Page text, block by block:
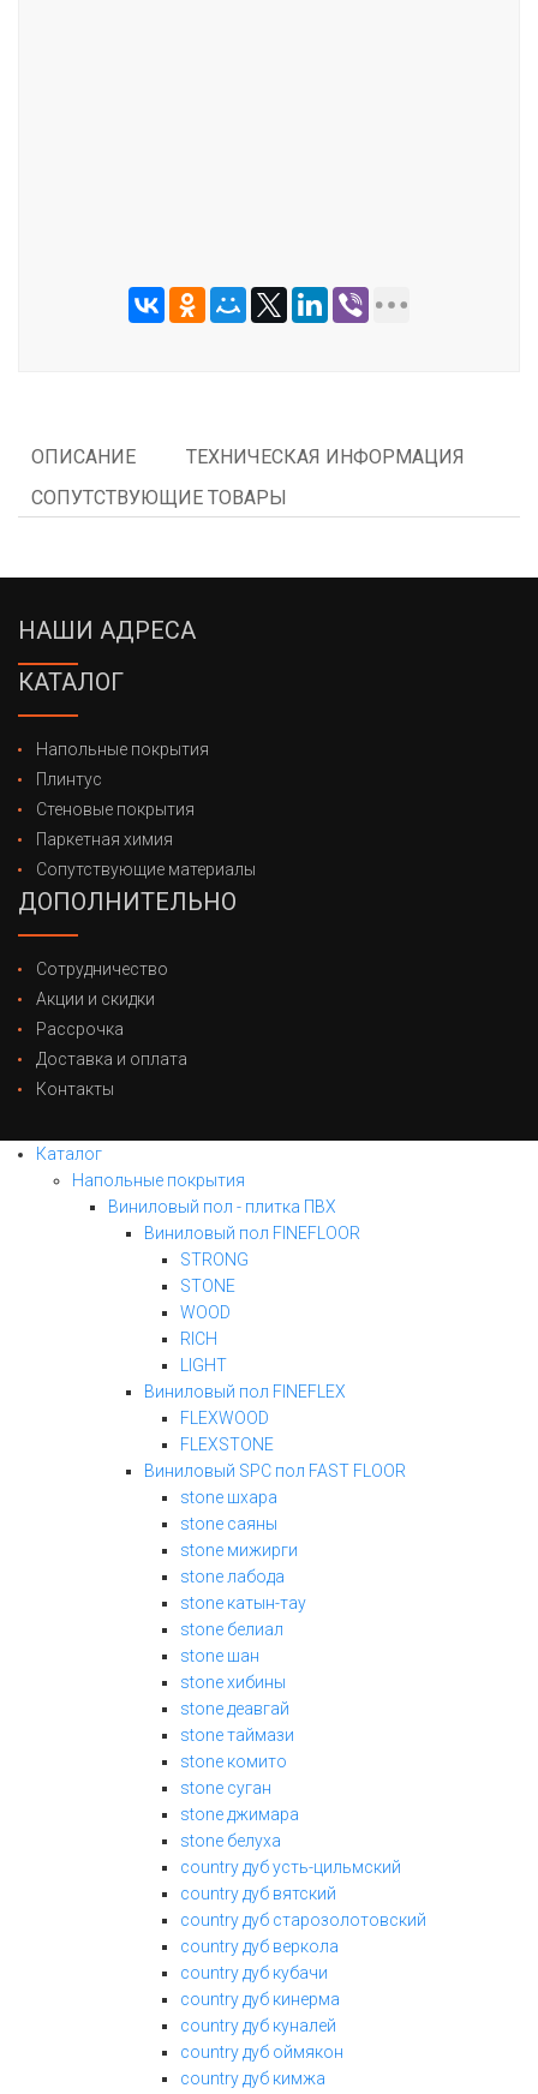
ОПИСАНИЕ
ТЕХНИЧЕСКАЯ ИНФОРМАЦИЯ
СОПУТСТВУЮЩИЕ ТОВАРЫ
НАШИ АДРЕСА
КАТАЛОГ
Напольные покрытия
Плинтус
Стеновые покрытия
Паркетная химия
Сопутствующие материалы
ДОПОЛНИТЕЛЬНО
Сотрудничество
Акции и скидки
Рассрочка
Доставка и оплата
Контакты
Каталог
Напольные покрытия
Виниловый пол - плитка ПВХ
Виниловый пол FINEFLOOR
STRONG
STONE
WOOD
RICH
LIGHT
Виниловый пол FINEFLEX
FLEXWOOD
FLEXSTONE
Виниловый SPC пол FAST FLOOR
stone шхара
stone саяны
stone мижирги
stone лабода
stone катын-тау
stone белиал
stone шан
stone хибины
stone деавгай
stone таймази
stone комито
stone суган
stone джимара
stone белуха
country дуб усть-цильмский
country дуб вятский
country дуб старозолотовский
country дуб веркола
country дуб кубачи
country дуб кинерма
country дуб куналей
country дуб оймякон
country дуб кимжа